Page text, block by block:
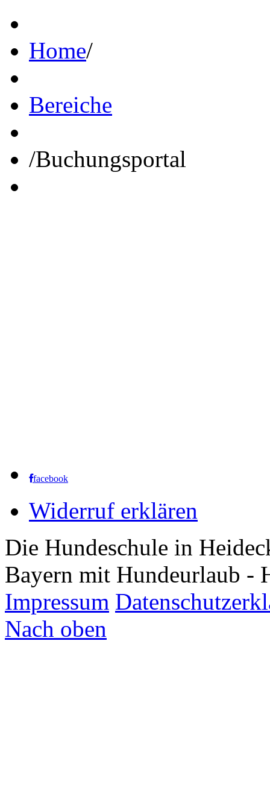
Home/
Bereiche
/Buchungsportal
facebook
Widerruf erklären
Die Hundeschule in
Bayern mit Hundeurlaub -
Impressum
Nach oben